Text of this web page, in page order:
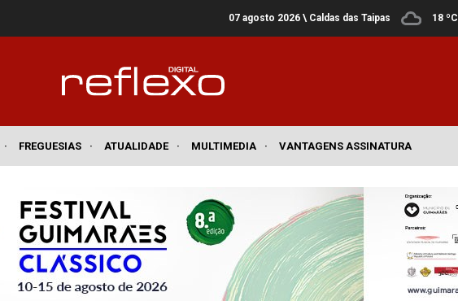
07 agosto 2026 \ Caldas das Taipas 18 ºC
· FREGUESIAS · ATUALIDADE · MULTIMEDIA · VANTAGENS ASSINATURA